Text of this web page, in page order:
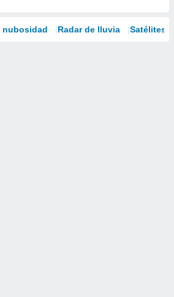
nubosidad Radar de lluvia Satélites